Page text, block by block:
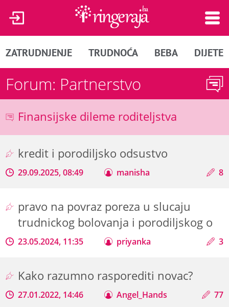
ZATRUDNJENJE TRUDNOĆA BEBA DIJETE
Forum: Partnerstvo
Finansijske dileme roditeljstva
kredit i porodiljsko odsustvo
29.09.2025, 08:49 manisha 8
pravo na povraz poreza u slucaju
trudnickog bolovanja i porodiljskog o
23.05.2024, 11:35 priyanka 3
Kako razumno rasporediti novac?
27.01.2022, 14:46 Angel_Hands 77